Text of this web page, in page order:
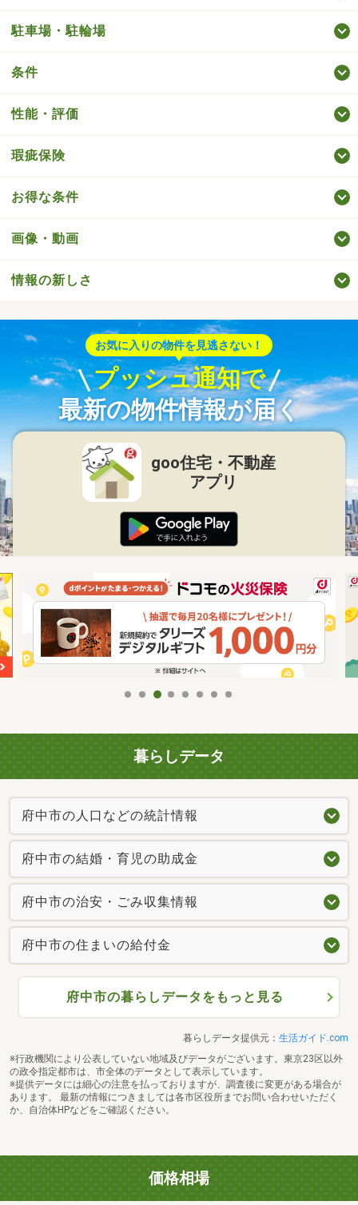
駐車場・駐輪場
条件
性能・評価
瑕疵保険
お得な条件
画像・動画
情報の新しさ
お気に入りの物件を見逃さない！
プッシュ通知で
最新の物件情報が届く
goo住宅・不動産
アプリ
暮らしデータ
府中市の人口などの統計情報
府中市の結婚・育児の助成金
府中市の治安・ごみ収集情報
府中市の住まいの給付金
府中市の暮らしデータをもっと見る
暮らしデータ提供元： 生活ガイド.com
※行政機関により公表していない地域及びデータがございます。東京23区以外
の政令指定都市は、市全体のデータとして表示しています。
※提供データには細心の注意を払っておりますが、調査後に変更がある場合が
あります。 最新の情報につきましては各市区役所までお問い合わせいただく
か、自治体HPなどをご確認ください。
価格相場